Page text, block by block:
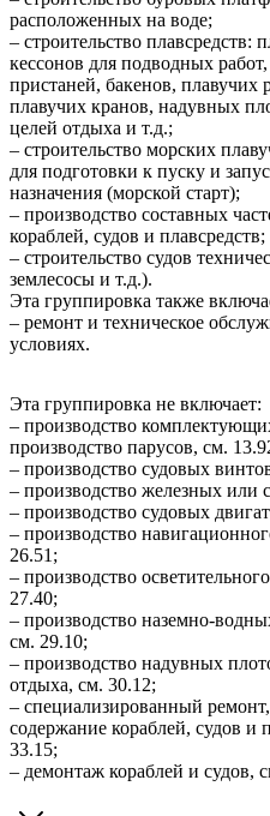
расположенных на воде;
– строительство плавсредств:
кессонов для подводных
пристаней, бакенов, плавучих
плавучих кранов, надувных
целей отдыха и т.д.;
– строительство морских
для подготовки к пуску и
назначения (морской старт);
– производство составных
кораблей, судов и плавсредств;
– строительство судов
землесосы и т.д.).
Эта группировка также
– ремонт и техническое
условиях.
Эта группировка не включает:
– производство
производство парусов, см.
– производство судовых
– производство железных или
– производство судовых
– производство
26.51;
– производство
27.40;
– производство наземно-
см. 29.10;
– производство надувных
отдыха, см. 30.12;
– специализированный
содержание кораблей, судов и
33.15;
– демонтаж кораблей и судов,